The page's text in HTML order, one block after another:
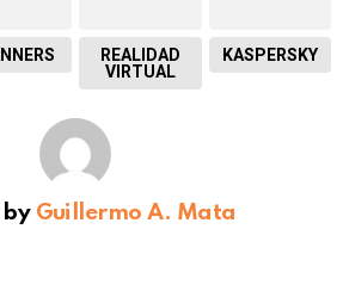
REALIDAD
VIRTUAL
KASPERSKY
Guillermo A. Mata